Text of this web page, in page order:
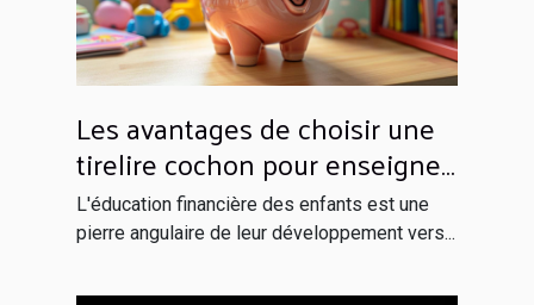
Les avantages de choisir une
tirelire cochon pour enseigner
l'épargne aux enfants
L'éducation financière des enfants est une
pierre angulaire de leur développement vers...